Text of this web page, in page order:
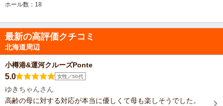
ホール数：18
最新の高評価クチコミ
北海道周辺
小樽港&運河クルーズPonte
5.0 女性／50代
ゆきちゃんさん
高齢の母に対する対応が本当に優しくて母も楽しそうでした。